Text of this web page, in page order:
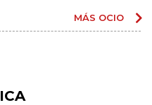
MÁS OCIO